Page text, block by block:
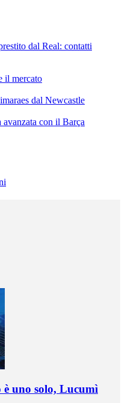
dal Real: contatti
il mercato
dal Newcastle
con il Barça
uno solo, Lucumì